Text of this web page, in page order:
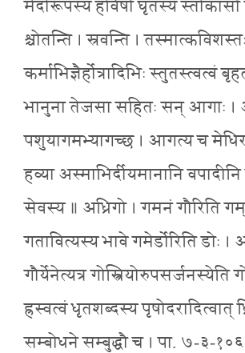
मेदोरूपस्य हविषो घृतस्य स्तोकासो
श्चोतन्ति । स्रवन्ति ।
कर्माभिज्ञैर्होत्रादिभिः स्तुतस्त्वत्वं
भानुना तेजसा सहितः सन् आगाः ।
पशुयागमभ्यागच्छ । आगत्य च मेधिर
हव्या अस्माभिर्दीयमानानि
सेवस्य ॥ अध्रिगो । गमनं गौरिति
गतावित्यस्य भावे गमेर्डोरिति डोः ।
गौर्येनेत्यत्र गोस्त्रियोरुपसर्जनस्येति
ह्रस्वत्वं धृतशब्दस्य पृषोदरादित्वात्
सम्बोधने सम्बुद्धौ च । पा. ७-३-१०६